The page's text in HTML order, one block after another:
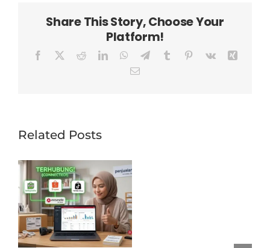
Share This Story, Choose Your
Platform!
Facebook RedditLinkedInWhatsApp
TelegramTumblr Pinterest
Vk
Email
Related Posts